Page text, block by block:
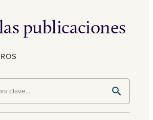
publicaciones